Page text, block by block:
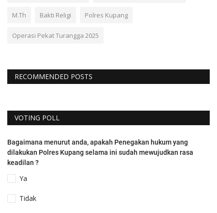
M.Th Bakti Religi Polres Kupang
Operasi Pekat Turangga 2025
RECOMMENDED POSTS
VOTING POLL
Bagaimana menurut anda, apakah Penegakan hukum yang
dilakukan Polres Kupang selama ini sudah mewujudkan rasa
keadilan ?
Ya
Tidak